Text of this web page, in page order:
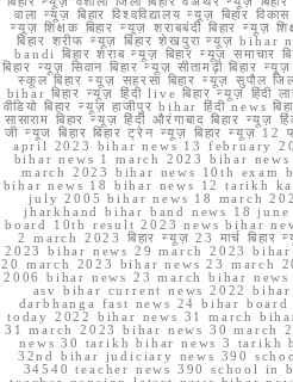
वाला न्यूज़ बिहार विश्वविद्यालय न्यूज़ बिहार
न्यूज़ शिक्षक बिहार न्यूज़ शराबबंदी बिहार न्यूज़
बिहार शरीफ न्यूज़ बिहार शेखपुरा न्यूज़
bandi बिहार शराब न्यूज़ बिहार न्यूज़ समाचार
बिहार न्यूज़ सिवान बिहार न्यूज़ सीतामढ़ी बिहार
स्कूल बिहार न्यूज़ सहरसा बिहार न्यूज़ सुपौल
bihar बिहार न्यूज़ हिंदी live बिहार न्यूज़ हिंदी
वीडियो बिहार न्यूज़ हाजीपुर bihar हिंदी news
सासाराम बिहार न्यूज़ हिंदी औरंगाबाद बिहार न्यूज़
जी न्यूज बिहार बिहार ट्रेन न्यूज़ बिहार न्यूज़
april 2023 bihar news 13 february
bihar news 1 march 2023 bihar
march 2023 bihar news 10th exam
bihar news 18 bihar news 12 tarikh
july 2005 bihar news 18 march
jharkhand bihar band news 18
board 10th result 2023 news bihar
2 march 2023 बिहार न्यूज़ 23 मार्च
2023 bihar news 29 march 2023
20 march 2023 bihar news 23 march
2006 bihar news 23 march bihar
asv bihar current news 2022
darbhanga fast news 24 bihar
today 2022 bihar news 31 march
31 march 2023 bihar news 30 march
news 30 tarikh bihar news 3 tarikh
32nd bihar judiciary news 390
34540 teacher news 390 school in